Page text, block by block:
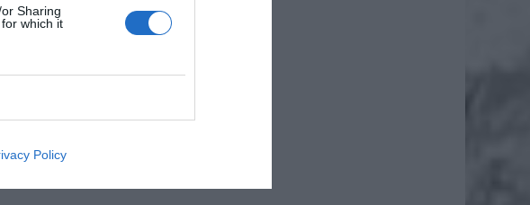
Sharing
which it
Policy
możemy spotkać coraz
o bezpieczeństwie,
jeszcze przyzwyczajają się
ruchu, może doprowadzić